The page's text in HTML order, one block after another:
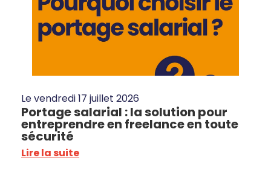
Levendredi 17 juillet 2026
Portage salarial : la solution pour
entreprendre en freelance en toute
sécurité
Lire la suite